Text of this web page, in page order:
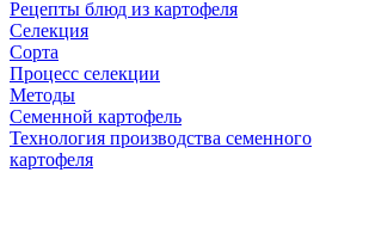
Рецепты блюд из картофеля
Селекция
Сорта
Процесс селекции
Методы
Семенной картофель
Технология производства семенного
картофеля